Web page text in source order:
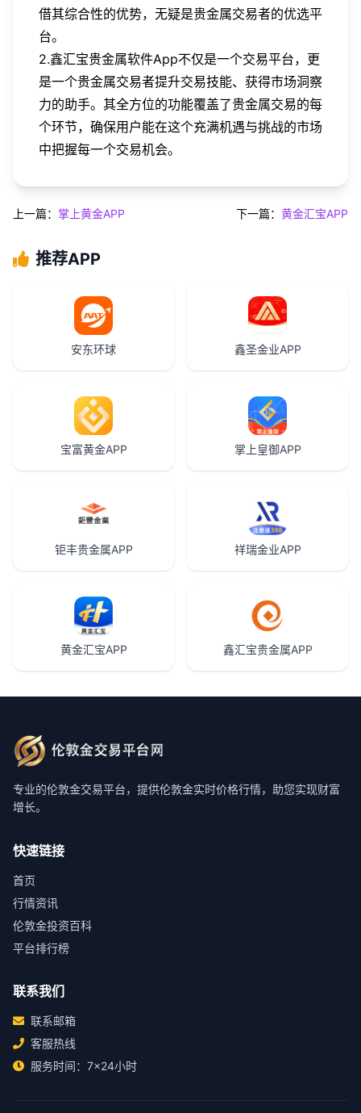
借其综合性的优势，无疑是贵金属交易者的优选平
台。
2.鑫汇宝贵金属软件App不仅是一个交易平台，更
是一个贵金属交易者提升交易技能、获得市场洞察
力的助手。其全方位的功能覆盖了贵金属交易的每
个环节，确保用户能在这个充满机遇与挑战的市场
中把握每一个交易机会。
上一篇： 掌上黄金APP 下一篇： 黄金汇宝APP
推荐APP
安东环球 鑫圣金业APP
宝富黄金APP 掌上皇御APP
钜丰贵金属APP 祥瑞金业APP
黄金汇宝APP 鑫汇宝贵金属APP
专业的伦敦金交易平台，提供伦敦金实时价格行情，助您实现财富
增长。
快速链接
首页
行情资讯
伦敦金投资百科
平台排行榜
联系我们
联系邮箱
客服热线
服务时间：7×24小时